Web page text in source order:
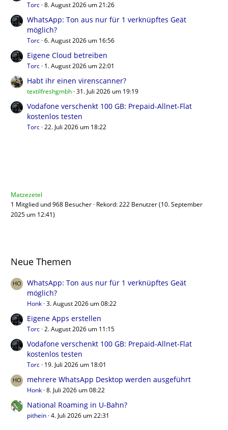
Torc 8. August 2026 um 21:26
WhatsApp: Ton aus nur für 1 verknüpftes Geät
möglich?
Torc 6. August 2026 um 16:56
Eigene Cloud betreiben
Torc 1. August 2026 um 22:01
Habt ihr einen virenscanner?
textilfreshgmbh 31. Juli 2026 um 19:19
Vodafone verschenkt 100 GB: Prepaid-Allnet-Flat
kostenlos testen
Torc 22. Juli 2026 um 18:22
Matzezetel
1 Mitglied und 968 Besucher Rekord: 222 Benutzer (10. September
2025 um 12:41)
Neue Themen
WhatsApp: Ton aus nur für 1 verknüpftes Geät
möglich?
Honk 3. August 2026 um 08:22
Eigene Apps erstellen
Torc 2. August 2026 um 11:15
Vodafone verschenkt 100 GB: Prepaid-Allnet-Flat
kostenlos testen
Torc 19. Juli 2026 um 18:01
mehrere WhatsApp Desktop werden ausgeführt
Honk 8. Juli 2026 um 08:22
National Roaming in U-Bahn?
pithein 4. Juli 2026 um 22:31